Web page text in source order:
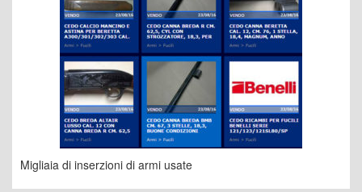
Migliaia di inserzioni di armi usate